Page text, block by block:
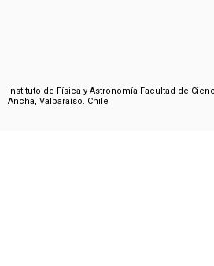
Instituto de Física y Astronomía Facultad de
Ancha, Valparaíso. Chile